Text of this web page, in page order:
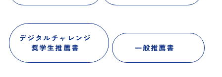
デジタルチャレンジ
奨学生推薦書
一般推薦書